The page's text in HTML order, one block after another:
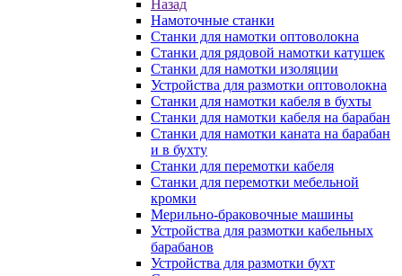
Назад
Намоточные станки
Станки для намотки оптоволокна
Станки для рядовой намотки катушек
Станки для намотки изоляции
Устройства для размотки оптоволокна
Станки для намотки кабеля в бухты
Станки для намотки кабеля на барабан
Станки для намотки каната на барабан
и в бухту
Станки для перемотки кабеля
Станки для перемотки мебельной
кромки
Мерильно-браковочные машины
Устройства для размотки кабельных
барабанов
Устройства для размотки бухт